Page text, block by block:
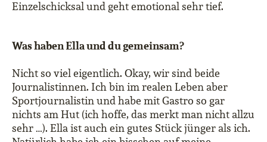
Einzelschicksal und geht emotional sehr tief.
Was haben Ella und du gemeinsam?
Nicht so viel eigentlich. Okay, wir sind beide
Journalistinnen. Ich bin im realen Leben aber
Sportjournalistin und habe mit Gastro so gar
nichts am Hut (ich hoffe, das merkt man nicht allzu
sehr …). Ella ist auch ein gutes Stück jünger als ich.